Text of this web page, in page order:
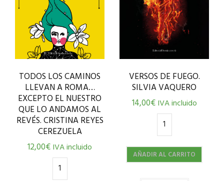
TODOS LOS CAMINOS
LLEVAN A ROMA…
EXCEPTO EL NUESTRO
QUE LO ANDAMOS AL
REVÉS. CRISTINA REYES
CEREZUELA
12,00€IVA incluido
VERSOS DE FUEGO.
SILVIA VAQUERO
14,00€ IVA incluido
AÑADIR AL CARRITO